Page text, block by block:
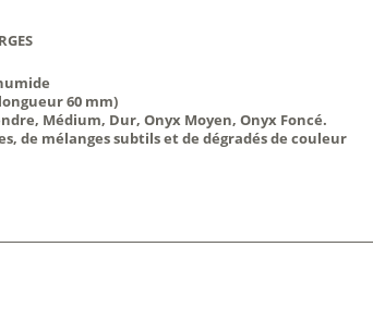
60 mm)
Médium, Dur, Onyx Moyen, Onyx Foncé.
de mélanges subtils et de dégradés de couleur